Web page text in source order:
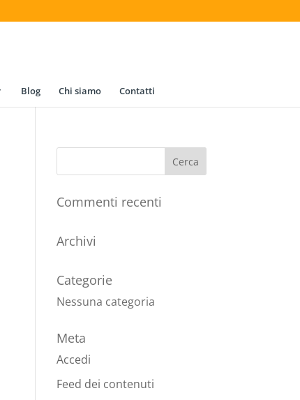
Blog Chi siamo Contatti
Commenti recenti
Archivi
Categorie
Nessuna categoria
Meta
Accedi
Feed dei contenuti